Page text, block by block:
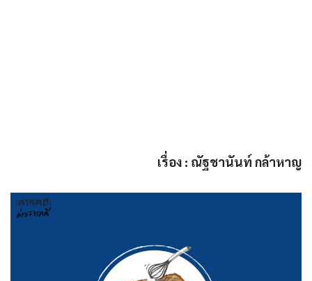
เรื่อง : ณัฐชานันท์ กล้าหาญ